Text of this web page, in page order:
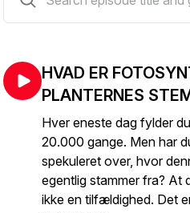
HVAD ER
PLANTERNES
Hver eneste dag fylder
20.000 gange. Men har
spekuleret over, hvor
egentlig stammer fra? At
ikke en tilfældighed. Det